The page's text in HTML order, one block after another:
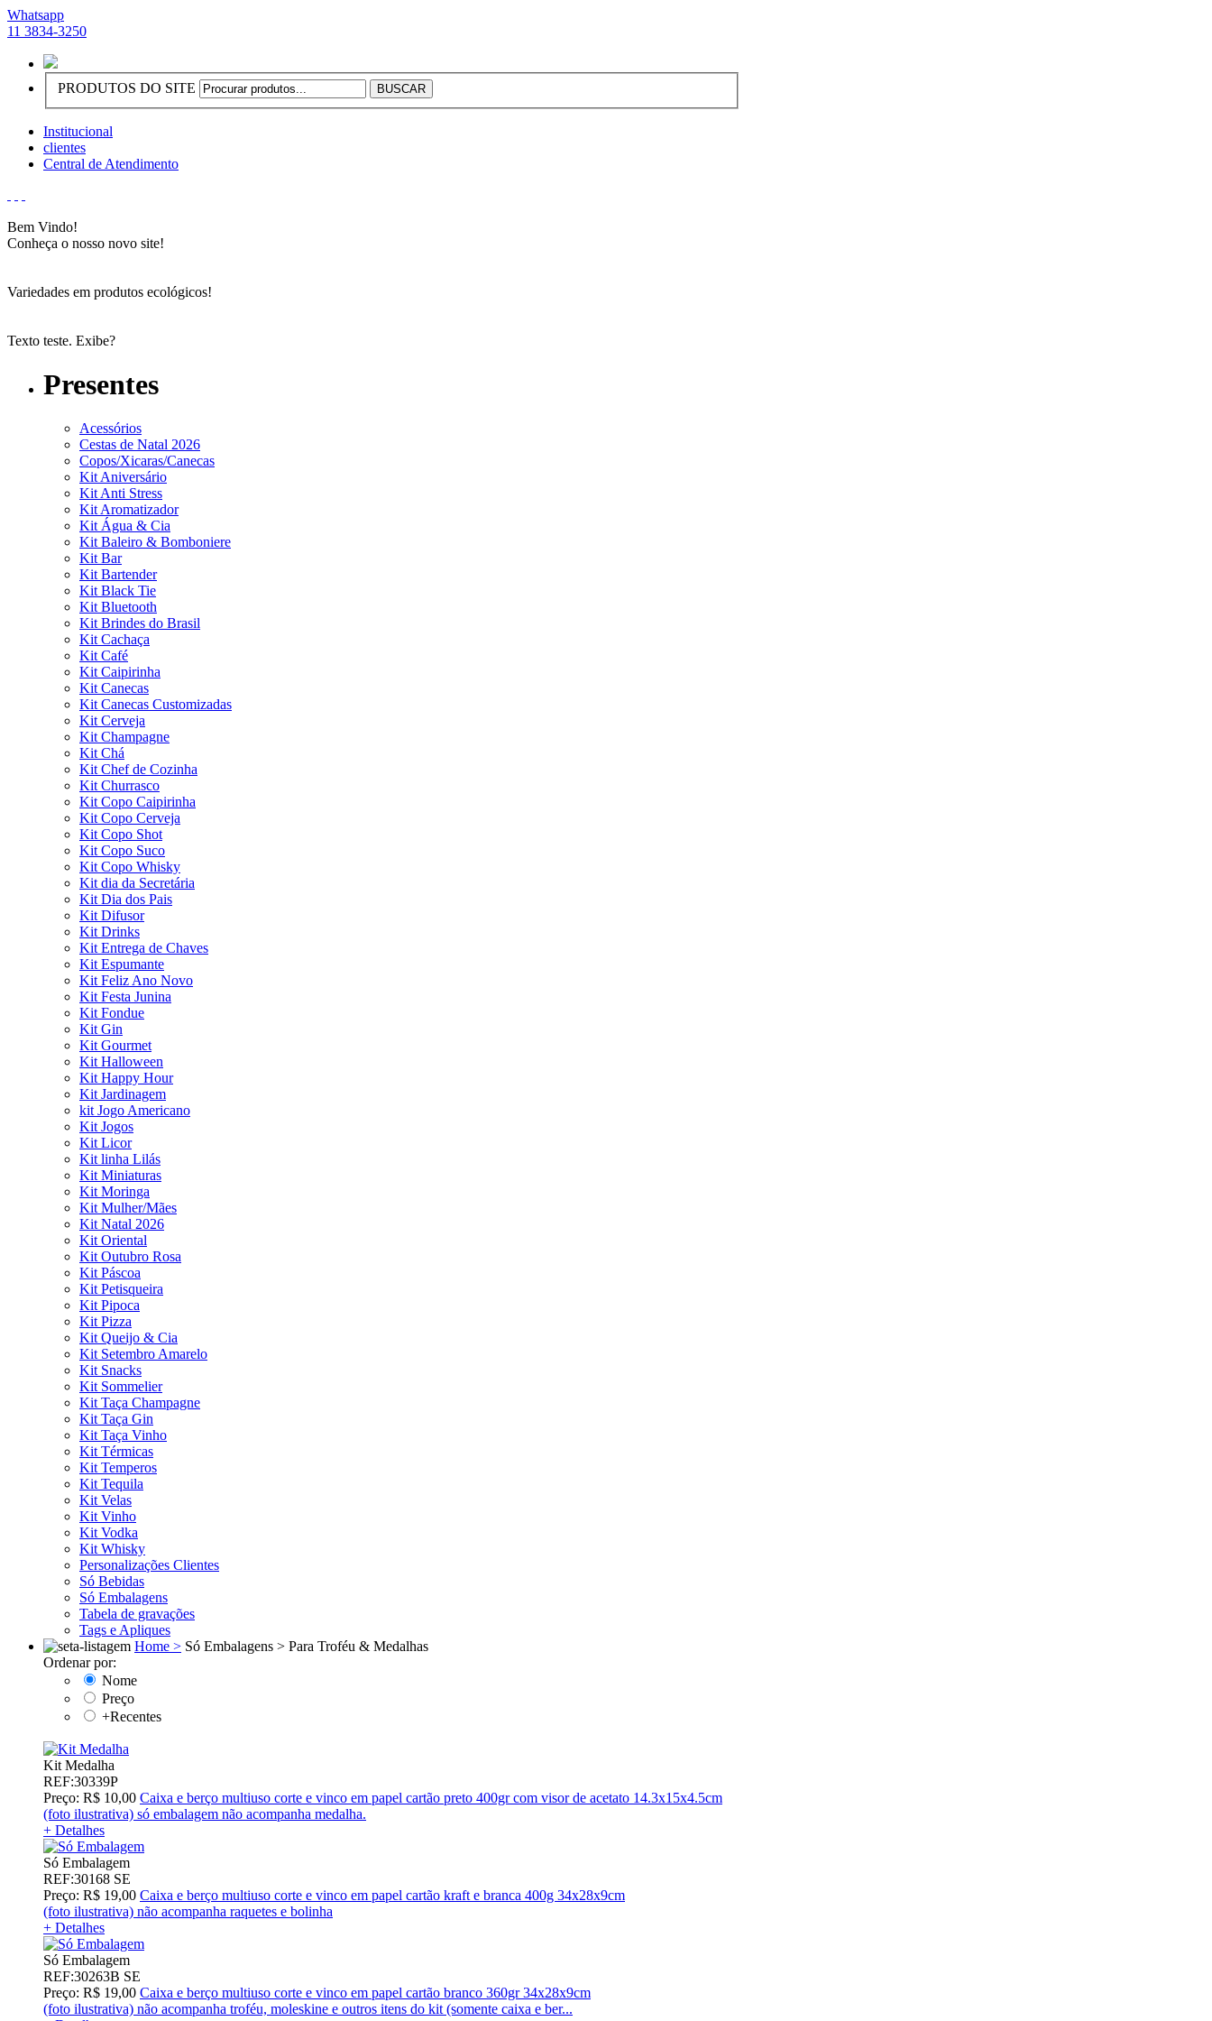
Whatsapp
11 3834-3250
PRODUTOS DO SITE
Institucional
clientes
Central de Atendimento
Bem Vindo!
Conheça o nosso novo site!
Variedades em produtos ecológicos!
Texto teste. Exibe?
Presentes
Acessórios
Cestas de Natal 2026
Copos/Xicaras/Canecas
Kit Aniversário
Kit Anti Stress
Kit Aromatizador
Kit Água & Cia
Kit Baleiro & Bomboniere
Kit Bar
Kit Bartender
Kit Black Tie
Kit Bluetooth
Kit Brindes do Brasil
Kit Cachaça
Kit Café
Kit Caipirinha
Kit Canecas
Kit Canecas Customizadas
Kit Cerveja
Kit Champagne
Kit Chá
Kit Chef de Cozinha
Kit Churrasco
Kit Copo Caipirinha
Kit Copo Cerveja
Kit Copo Shot
Kit Copo Suco
Kit Copo Whisky
Kit dia da Secretária
Kit Dia dos Pais
Kit Difusor
Kit Drinks
Kit Entrega de Chaves
Kit Espumante
Kit Feliz Ano Novo
Kit Festa Junina
Kit Fondue
Kit Gin
Kit Gourmet
Kit Halloween
Kit Happy Hour
Kit Jardinagem
kit Jogo Americano
Kit Jogos
Kit Licor
Kit linha Lilás
Kit Miniaturas
Kit Moringa
Kit Mulher/Mães
Kit Natal 2026
Kit Oriental
Kit Outubro Rosa
Kit Páscoa
Kit Petisqueira
Kit Pipoca
Kit Pizza
Kit Queijo & Cia
Kit Setembro Amarelo
Kit Snacks
Kit Sommelier
Kit Taça Champagne
Kit Taça Gin
Kit Taça Vinho
Kit Térmicas
Kit Temperos
Kit Tequila
Kit Velas
Kit Vinho
Kit Vodka
Kit Whisky
Personalizações Clientes
Só Bebidas
Só Embalagens
Tabela de gravações
Tags e Apliques
Home > Só Embalagens > Para Troféu & Medalhas
Ordenar por:
Nome
Preço
+Recentes
Kit Medalha
REF:30339P
Preço: R$ 10,00 Caixa e berço multiuso corte e vinco em papel cartão preto 400gr com visor de acetato 14.3x15x4.5cm
(foto ilustrativa) só embalagem não acompanha medalha.
+ Detalhes
Só Embalagem
REF:30168 SE
Preço: R$ 19,00 Caixa e berço multiuso corte e vinco em papel cartão kraft e branca 400g 34x28x9cm
(foto ilustrativa) não acompanha raquetes e bolinha
+ Detalhes
Só Embalagem
REF:30263B SE
Preço: R$ 19,00 Caixa e berço multiuso corte e vinco em papel cartão branco 360gr 34x28x9cm
(foto ilustrativa) não acompanha troféu, moleskine e outros itens do kit (somente caixa e ber...